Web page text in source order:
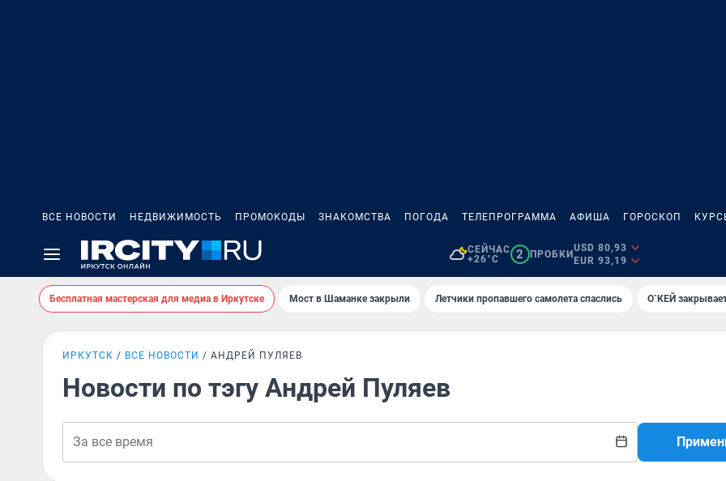
ВСЕ НОВОСТИ НЕДВИЖИМОСТЬ ПРОМОКОДЫ ЗНАКОМСТВА ПОГОДА ТЕЛЕПРОГРАММА АФИША ГОРОСКОП
СЕЙЧАС
+26°C
2 ПРОБКИ
USD 80,93
EUR 93,19
Бесплатная мастерская для медиа в Иркутске Мост в Шаманке закрыли Летчики пропавшего самолета спаслись О`КЕЙ
ИРКУТСК ВСЕ НОВОСТИ АНДРЕЙ ПУЛЯЕВ
Новости по тэгу Андрей Пуляев